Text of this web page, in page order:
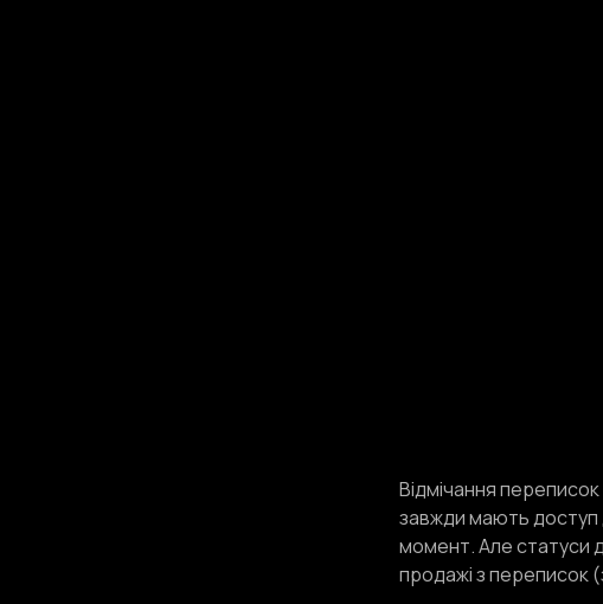
Відмічання
завжди мають доступ
момент. Але статуси
продажі з переписок